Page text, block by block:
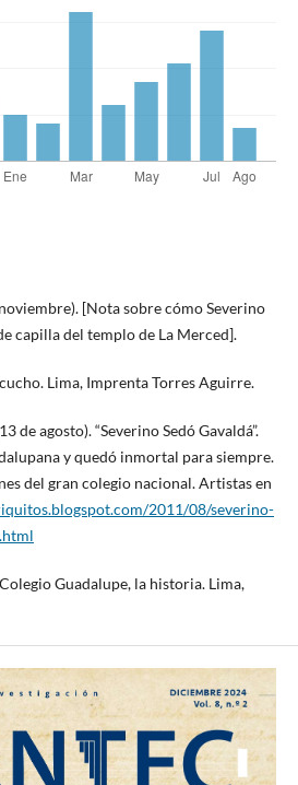
[Nota sobre cómo Severino
capilla del templo de La Merced].
Lima, Imprenta Torres Aguirre.
de agosto). “Severino Sedó Gavaldá”.
y quedó inmortal para siempre.
del gran colegio nacional. Artistas en
2011/08/severino-
Guadalupe, la historia. Lima,